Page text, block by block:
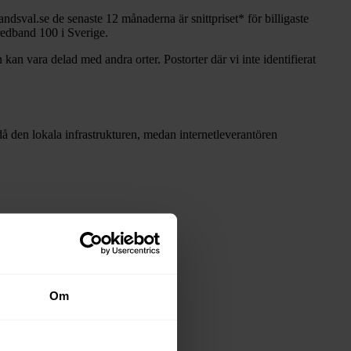
Om
de senaste 12 månaderna är snittpriset* för billigaste
100 i Sverige.
vara delad med andra orter. Postorter där vi inte identifierat
den lokala infrastrukturen, medan internetleverantören